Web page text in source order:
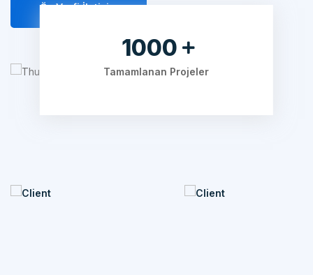
Öz Verfi İletişim
1200
Tamamlanan Projeler